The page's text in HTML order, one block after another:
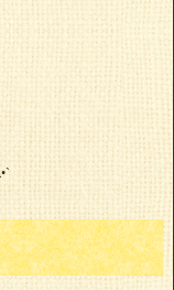
まずは 手始めに ゆっくりと始めてみます。yoshie'‎´•ﻌ•`